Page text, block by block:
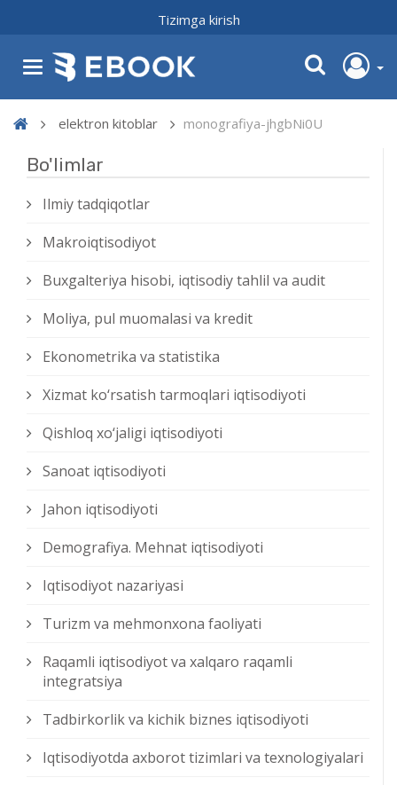
Tizimga kirish
elektron kitoblar monografiya-jhgbNi0U
Bo'limlar
Ilmiy tadqiqotlar
Makroiqtisodiyot
Buxgalteriya hisobi, iqtisodiy tahlil va audit
Moliya, pul muomalasi va kredit
Ekonometrika va statistika
Xizmat kо‘rsatish tarmoqlari iqtisodiyoti
Qishloq xо‘jaligi iqtisodiyoti
Sanoat iqtisodiyoti
Jahon iqtisodiyoti
Demografiya. Mehnat iqtisodiyoti
Iqtisodiyot nazariyasi
Turizm va mehmonxona faoliyati
Raqamli iqtisodiyot va xalqaro raqamli
integratsiya
Tadbirkorlik va kichik biznes iqtisodiyoti
Iqtisodiyotda axborot tizimlari va texnologiyalari